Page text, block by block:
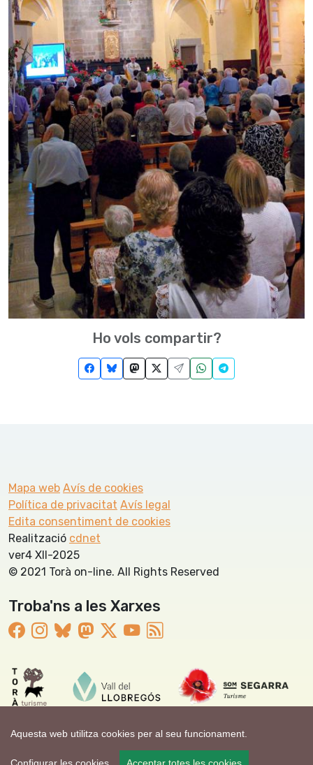
Aquesta web utilitza cookies per al seu funcionament.
Ho vols compartir?
Mapa web Avís de cookies
Política de privacitat Avís legal
Edita consentiment de cookies
Realització cdnet
ver4 XII-2025
© 2021 Torà on-line. All Rights Reserved
Troba'ns a les Xarxes